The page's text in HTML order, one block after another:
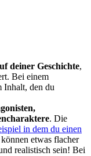
deiner Geschichte,
Bei einem
Inhalt, den du
. Die
in dem du einen
etwas flacher
realistisch sein! Bei